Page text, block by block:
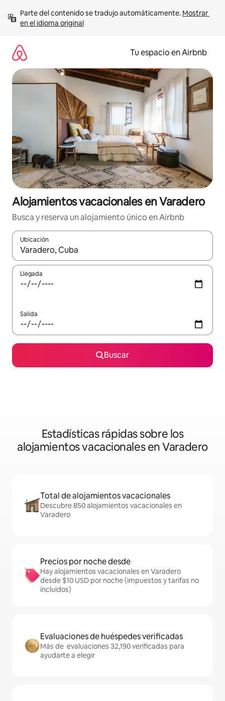
contenido
Parte del contenido se tradujo automáticamente. Mostrar
en el idioma original
Tu espacio en Airbnb
Alojamientos vacacionales en Varadero
Busca y reserva un alojamiento único en Airbnb
Ubicación
Cuando los resultados estén disponibles, podrás navegar
Llegada
Salida
Buscar
Estadísticas rápidas sobre los
alojamientos vacacionales en Varadero
Total de alojamientos vacacionales
Descubre 850 alojamientos vacacionales en
Varadero
Precios por noche desde
Hay alojamientos vacacionales en Varadero
desde $10 USD por noche (impuestos y tarifas no
incluidos)
Evaluaciones de huéspedes verificadas
Más de evaluaciones 32,190 verificadas para
ayudarte a elegir